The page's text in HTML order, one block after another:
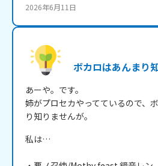
2026年6月11日
ボカロはあんまり
あーや。です。
姉がプロセカやってているので、
り知りませんが。
私は…